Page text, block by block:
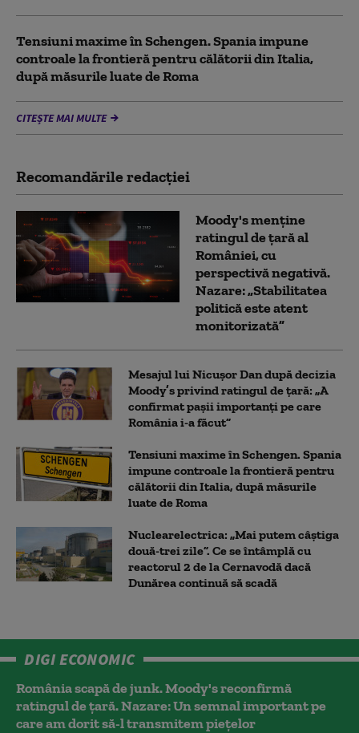
Tensiuni maxime în Schengen. Spania impune
controale la frontieră pentru călătorii din Italia,
după măsurile luate de Roma
CITEȘTE MAI MULTE
Recomandările redacţiei
Moody's menține
ratingul de țară al
României, cu
perspectivă negativă.
Nazare: „Stabilitatea
politică este atent
monitorizată”
Mesajul lui Nicușor Dan după decizia
Moody’s privind ratingul de țară: „A
confirmat pașii importanți pe care
România i-a făcut”
Tensiuni maxime în Schengen. Spania
impune controale la frontieră pentru
călătorii din Italia, după măsurile
luate de Roma
Nuclearelectrica: „Mai putem câștiga
două-trei zile”. Ce se întâmplă cu
reactorul 2 de la Cernavodă dacă
Dunărea continuă să scadă
DIGI ECONOMIC
România scapă de junk. Moody's reconfirmă
ratingul de țară. Nazare: Un semnal important pe
care am dorit să-l transmitem piețelor